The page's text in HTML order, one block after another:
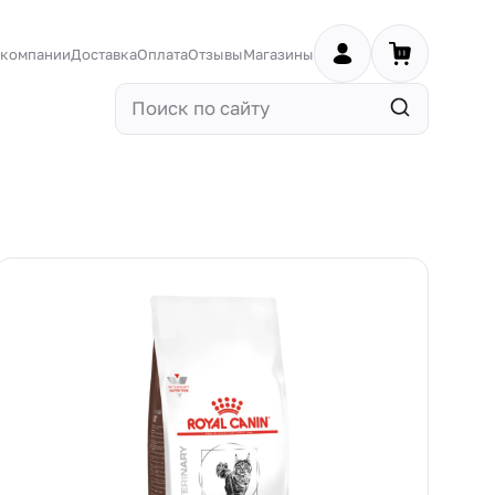
ДоставкаОплатаОтзывыМагазины